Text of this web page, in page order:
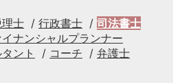
士 行政書士
司法書士
ナンシャルプランナー
ント コーチ
弁護士